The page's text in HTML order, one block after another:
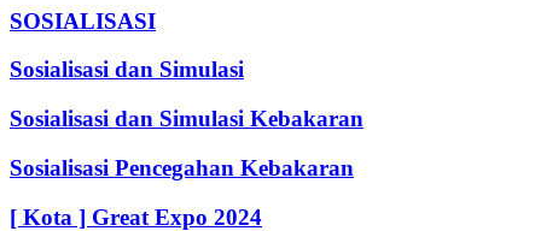
SOSIALISASI
Sosialisasi dan Simulasi
Sosialisasi dan Simulasi Kebakaran
Sosialisasi Pencegahan Kebakaran
[ Kota ] Great Expo 2024